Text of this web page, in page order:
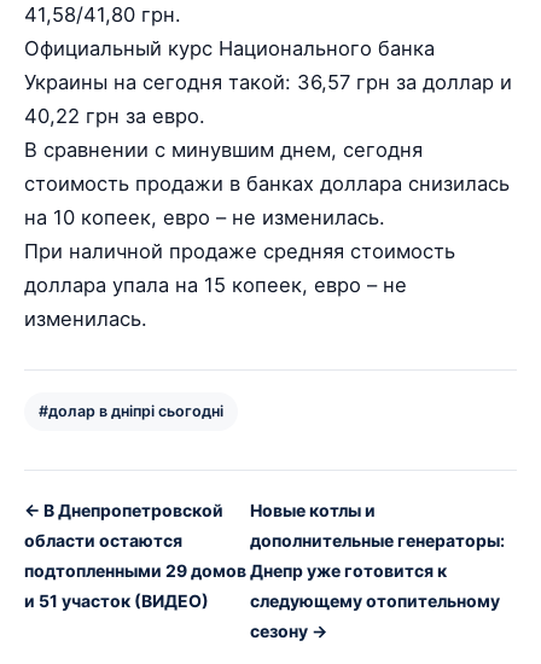
41,58/41,80 грн.
Официальный курс Национального банка
Украины на сегодня такой: 36,57 грн за доллар и
40,22 грн за евро.
В сравнении с минувшим днем, сегодня
стоимость продажи в банках доллара снизилась
на 10 копеек, евро – не изменилась.
При наличной продаже средняя стоимость
доллара упала на 15 копеек, евро – не
изменилась.
#долар в дніпрі сьогодні
← В Днепропетровской
области остаются
подтопленными 29 домов
и 51 участок (ВИДЕО)
Новые котлы и
дополнительные генераторы:
Днепр уже готовится к
следующему отопительному
сезону →